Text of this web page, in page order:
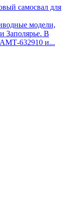
самосвал для
модели,
Заполярье. В
АМТ-632910 и...